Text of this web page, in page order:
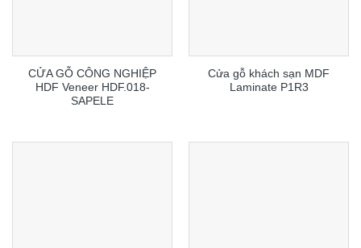
CỬA GỖ CÔNG NGHIỆP
HDF Veneer HDF.018-
SAPELE
Cửa gỗ khách sạn MDF
Laminate P1R3